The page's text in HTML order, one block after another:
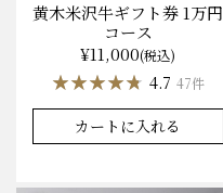
黄木米沢牛ギフト券 1万円
コース
¥11,000(税込)
★★★★★
★★★★★ 4.7 47件
カートに入れる